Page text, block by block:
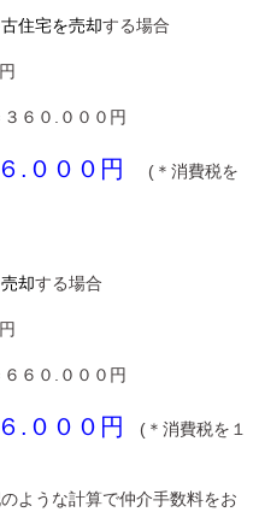
住宅を売却する場合
６０.０００円
.０００円
(＊消費税を
却する場合
６０.０００円
.０００円
(＊消費税を１
ような計算で仲介手数料をお